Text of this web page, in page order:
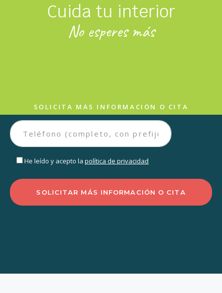
Cuida tu interior
No esperes más
SOLICITA MÁS INFORMACIÓN O CITA
He leído y acepto la política de privacidad